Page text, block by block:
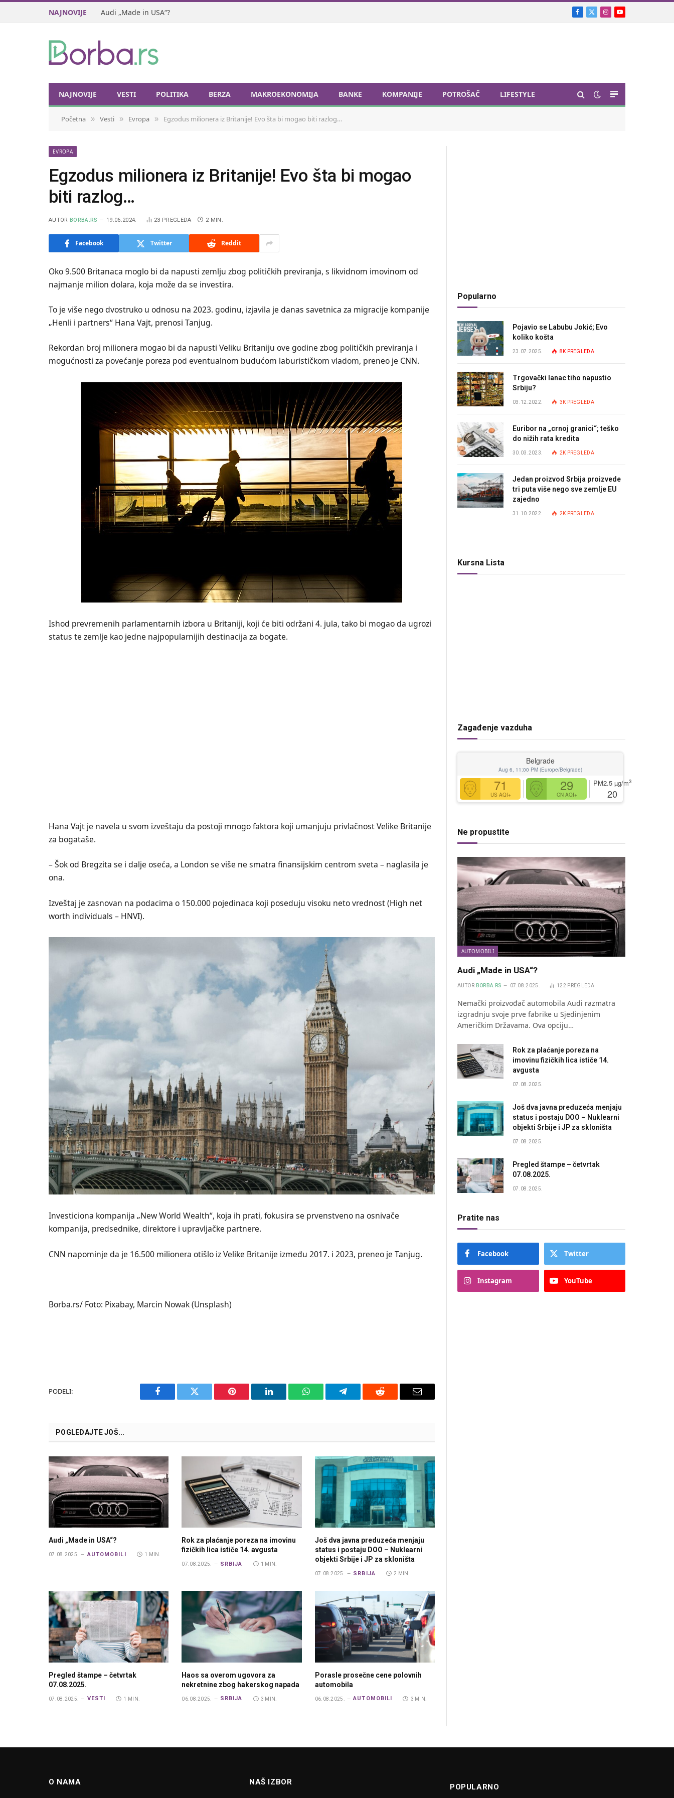
NAJNOVIJE Audi „Made in USA“? Facebook
X
Instagram
YouTube
NAJNOVIJE VESTI POLITIKA BERZA MAKROEKONOMIJA BANKE KOMPANIJE POTROŠAČ LIFESTYLE
Početna » Vesti » Evropa » Egzodus milionera iz Britanije! Evo šta bi mogao biti razlog…
EVROPA
Egzodus milionera iz Britanije! Evo šta bi mogao
biti razlog…
AUTOR BORBA.RS 19.06.2024. 23 PREGLEDA 2 MIN.
Facebook Twitter Reddit
Oko 9.500 Britanaca moglo bi da napusti zemlju zbog političkih previranja, s likvidnom imovinom od
najmanje milion dolara, koja može da se investira.
To je više nego dvostruko u odnosu na 2023. godinu, izjavila je danas savetnica za migracije kompanije
„Henli i partners“ Hana Vajt, prenosi Tanjug.
Rekordan broj milionera mogao bi da napusti Veliku Britaniju ove godine zbog političkih previranja i
mogućnosti za povećanje poreza pod eventualnom budućom laburističkom vladom, preneo je CNN.
Ishod prevremenih parlamentarnih izbora u Britaniji, koji će biti održani 4. jula, tako bi mogao da ugrozi
status te zemlje kao jedne najpopularnijih destinacija za bogate.
Hana Vajt je navela u svom izveštaju da postoji mnogo faktora koji umanjuju privlačnost Velike Britanije
za bogataše.
– Šok od Bregzita se i dalje oseća, a London se više ne smatra finansijskim centrom sveta – naglasila je
ona.
Izveštaj je zasnovan na podacima o 150.000 pojedinaca koji poseduju visoku neto vrednost (High net
worth individuals – HNVI).
Investiciona kompanija „New World Wealth“, koja ih prati, fokusira se prvenstveno na osnivače
kompanija, predsednike, direktore i upravljačke partnere.
CNN napominje da je 16.500 milionera otišlo iz Velike Britanije između 2017. i 2023, preneo je Tanjug.
Borba.rs/ Foto: Pixabay, Marcin Nowak (Unsplash)
PODELI:
Facebook Twitter Pinterest LinkedIn WhatsAppTelegram Reddit Email
POGLEDAJTE JOŠ...
Audi „Made in USA“?
07.08.2025. AUTOMOBILI 1 MIN.
Rok za plaćanje poreza na imovinu
fizičkih lica ističe 14. avgusta
07.08.2025. SRBIJA 1 MIN.
Još dva javna preduzeća menjaju
status i postaju DOO – Nuklearni
objekti Srbije i JP za skloništa
07.08.2025. SRBIJA 2 MIN.
Pregled štampe – četvrtak
07.08.2025.
07.08.2025. VESTI 1 MIN.
Haos sa overom ugovora za
nekretnine zbog hakerskog napada
06.08.2025. SRBIJA 3 MIN.
Porasle prosečne cene polovnih
automobila
06.08.2025. AUTOMOBILI 3 MIN.
Popularno
Pojavio se Labubu Jokić; Evo
koliko košta
23.07.2025. 8K PREGLEDA
Trgovački lanac tiho napustio
Srbiju?
03.12.2022. 3K PREGLEDA
Euribor na „crnoj granici“; teško
do nižih rata kredita
30.03.2023. 2K PREGLEDA
Jedan proizvod Srbija proizvede
tri puta više nego sve zemlje EU
zajedno
31.10.2022. 2K PREGLEDA
Kursna Lista
Zagađenje vazduha
Belgrade
Aug 6, 11:00 PM (Europe/Belgrade)
71
US AQI+
29
CN AQI+
PM2.5 µg/m3
20
Ne propustite
AUTOMOBILI
Audi „Made in USA“?
AUTOR BORBA.RS 07.08.2025. 122 PREGLEDA
Nemački proizvođač automobila Audi razmatra
izgradnju svoje prve fabrike u Sjedinjenim
Američkim Državama. Ova opciju…
Rok za plaćanje poreza na
imovinu fizičkih lica ističe 14.
avgusta
07.08.2025.
Još dva javna preduzeća menjaju
status i postaju DOO – Nuklearni
objekti Srbije i JP za skloništa
07.08.2025.
Pregled štampe – četvrtak
07.08.2025.
07.08.2025.
Pratite nas
Facebook Twitter
Instagram YouTube
O NAMA NAŠ IZBOR
POPULARNO